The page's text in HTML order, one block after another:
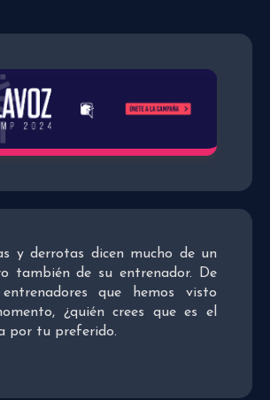
y derrotas dicen mucho de un
también de su entrenador. De
que hemos visto
¿quién crees que es el
por tu preferido.